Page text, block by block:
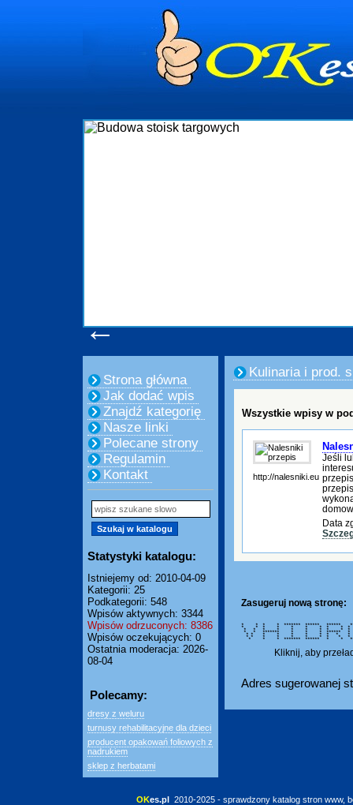
←
Strona główna
Jak dodać wpis
Znajdź kategorię
Nasze linki
Polecane strony
Regulamin
Kontakt
Statystyki katalogu:
Istniejemy od: 2010-04-09
Kategorii: 25
Podkategorii: 548
Wpisów aktywnych: 3344
Wpisów odrzuconych: 8386
Wpisów oczekujących: 0
Ostatnia moderacja: 2026-
08-04
Polecamy:
dresy z weluru
turnusy rehabilitacyjne dla dzieci
producent opakowań foliowych z
nadrukiem
sklep z herbatami
Kulinaria i prod.
Wszystkie wpisy w
http://nalesniki.eu
Jeśli
Data
Zasugeruj nową stronę:
* * * * ******* ******
* * * * * * * * *
* * * * * * * * *
* * ******* * * *
* * * * * * * * * * *
* * * * * * * * *
* * * ******* ****** * *
Kliknij, aby
Adres sugerowanej
OKes.pl 2010-2025 - sprawdzony katalog stron www,